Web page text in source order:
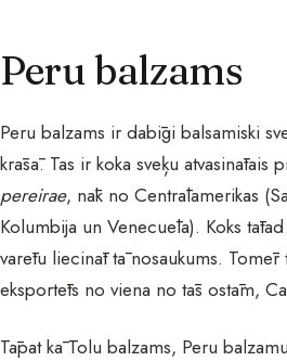
Peru balzams
Peru balzams ir dabīgi balsamiski
krāsā. Tas ir koka sveķu atvasinātais
pereirae, nāk no Centrālamerikas
Kolumbija un Venecuēla). Koks
varētu liecināt tā nosaukums. Tomēr
eksportēts no viena no tās ostām,
Tāpat kā Tolu balzams, Peru